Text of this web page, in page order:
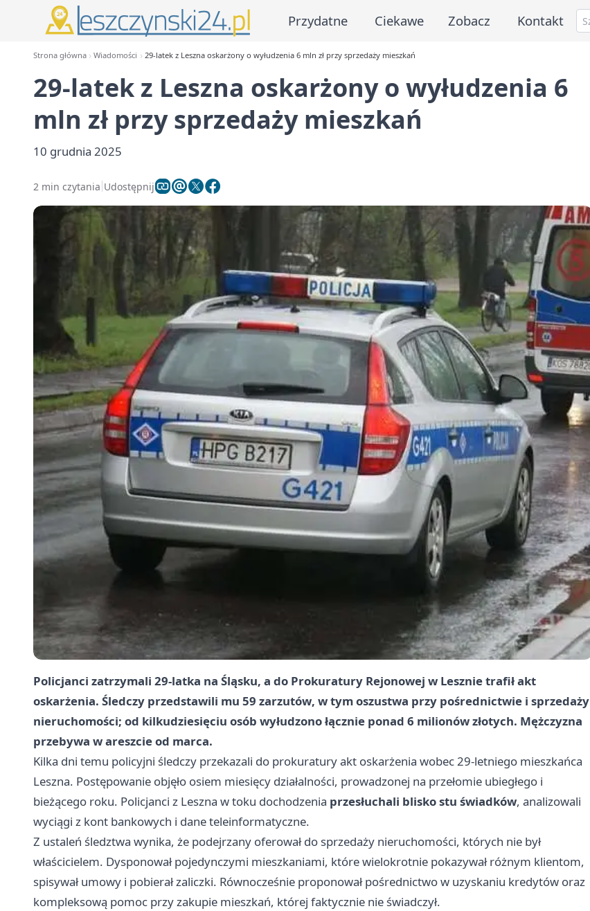
Przydatne Ciekawe Zobacz Kontakt
Strona główna Wiadomości 29-latek z Leszna oskarżony o wyłudzenia 6 mln zł przy sprzedaży mieszkań
29-latek z Leszna oskarżony o wyłudzenia 6
mln zł przy sprzedaży mieszkań
10 grudnia 2025
2 min czytania Udostępnij
Policjanci zatrzymali 29-latka na Śląsku, a do Prokuratury Rejonowej w Lesznie trafił akt
oskarżenia. Śledczy przedstawili mu 59 zarzutów, w tym oszustwa przy pośrednictwie i sprzedaży
nieruchomości; od kilkudziesięciu osób wyłudzono łącznie ponad 6 milionów złotych. Mężczyzna
przebywa w areszcie od marca.
Kilka dni temu policyjni śledczy przekazali do prokuratury akt oskarżenia wobec 29-letniego mieszkańca
Leszna. Postępowanie objęło osiem miesięcy działalności, prowadzonej na przełomie ubiegłego i
bieżącego roku. Policjanci z Leszna w toku dochodzenia przesłuchali blisko stu świadków, analizowali
wyciągi z kont bankowych i dane teleinformatyczne.
Z ustaleń śledztwa wynika, że podejrzany oferował do sprzedaży nieruchomości, których nie był
właścicielem. Dysponował pojedynczymi mieszkaniami, które wielokrotnie pokazywał różnym klientom,
spisywał umowy i pobierał zaliczki. Równocześnie proponował pośrednictwo w uzyskaniu kredytów oraz
kompleksową pomoc przy zakupie mieszkań, której faktycznie nie świadczył.